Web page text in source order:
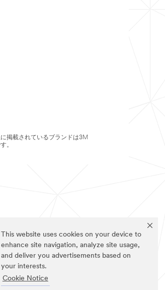
This website uses cookies on your device to
enhance site navigation, analyze site usage,
and deliver you advertisements based on
your interests.
Cookie Notice
掲載されているブランドは3M
。